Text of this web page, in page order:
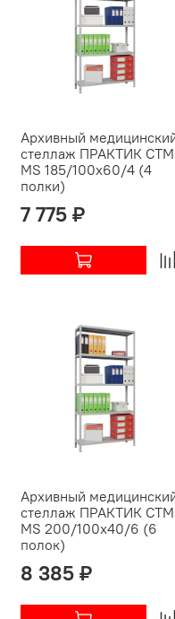
Архивный
стеллаж ПРАКТИК СТМ
MS 185/100х60/4 (4
полки)
7 775 ₽
Архивный
стеллаж ПРАКТИК СТМ
MS 200/100х40/6 (6
полок)
8 385 ₽